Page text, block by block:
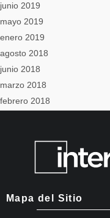
junio 2019
mayo 2019
enero 2019
agosto 2018
junio 2018
marzo 2018
febrero 2018
Mapa del Sitio